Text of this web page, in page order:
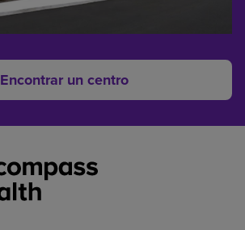
Encontrar un centro